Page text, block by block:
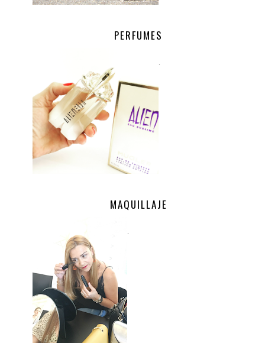
PERFUMES
MAQUILLAJE